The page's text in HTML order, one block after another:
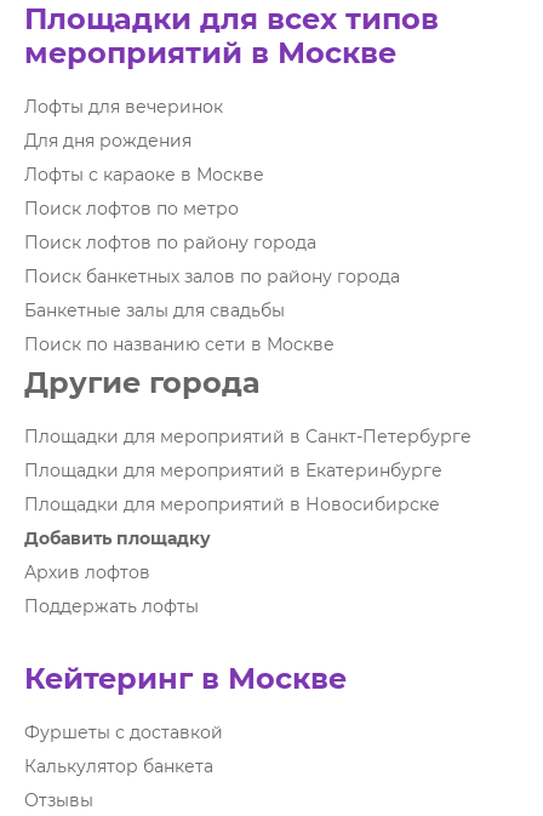
Площадки для всех типов
мероприятий в Москве
Лофты для вечеринок
Для дня рождения
Лофты с караоке в Москве
Поиск лофтов по метро
Поиск лофтов по району города
Поиск банкетных залов по району города
Банкетные залы для свадьбы
Поиск по названию сети в Москве
Другие города
Площадки для мероприятий в Санкт-Петербурге
Площадки для мероприятий в Екатеринбурге
Площадки для мероприятий в Новосибирске
Добавить площадку
Архив лофтов
Поддержать лофты
Кейтеринг в Москве
Фуршеты с доставкой
Калькулятор банкета
Отзывы